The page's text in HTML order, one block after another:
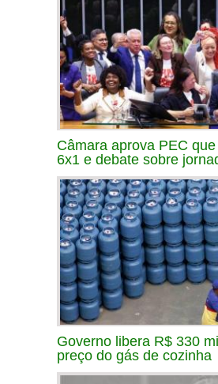
Câmara aprova PEC
6x1 e debate sobre
Governo libera R$ 330
preço do gás de cozinha